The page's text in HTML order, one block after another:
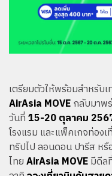
เตรียมตัวให้พร้อมสำหรับ
AirAsia MOVEกลับมาพ
วันที่15-20 ตุลาคม
โรงแรม และแพ็คเกจท่อง
ทริปไป ลอนดอน ปารีส ห
ไทยAirAsia MOVEมีดีล